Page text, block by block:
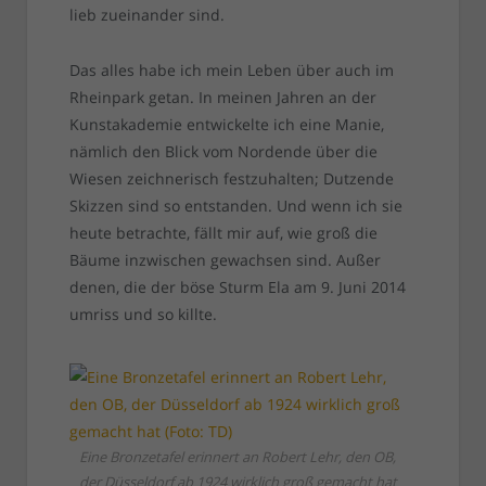
lieb zueinander sind.
Das alles habe ich mein Leben über auch im
Rheinpark getan. In meinen Jahren an der
Kunstakademie entwickelte ich eine Manie,
nämlich den Blick vom Nordende über die
Wiesen zeichnerisch festzuhalten; Dutzende
Skizzen sind so entstanden. Und wenn ich sie
heute betrachte, fällt mir auf, wie groß die
Bäume inzwischen gewachsen sind. Außer
denen, die der böse Sturm Ela am 9. Juni 2014
umriss und so killte.
Eine Bronzetafel erinnert an Robert Lehr, den OB,
der Düsseldorf ab 1924 wirklich groß gemacht hat